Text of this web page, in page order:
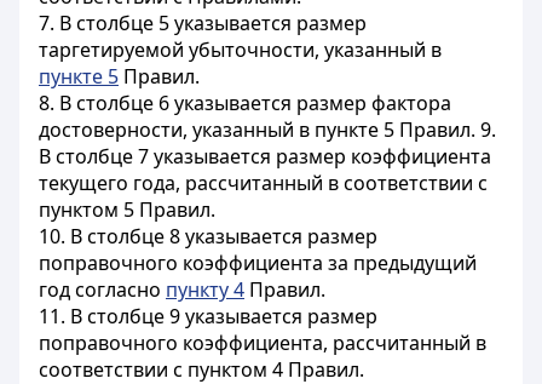
7. В столбце 5 указывается размер
таргетируемой убыточности, указанный в
пункте 5 Правил.
8. В столбце 6 указывается размер фактора
достоверности, указанный в пункте 5 Правил. 9.
В столбце 7 указывается размер коэффициента
текущего года, рассчитанный в соответствии с
пунктом 5 Правил.
10. В столбце 8 указывается размер
поправочного коэффициента за предыдущий
год согласно пункту 4 Правил.
11. В столбце 9 указывается размер
поправочного коэффициента, рассчитанный в
соответствии с пунктом 4 Правил.